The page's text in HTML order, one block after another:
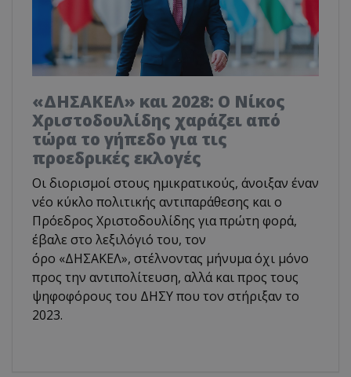
«ΔΗΣΑΚΕΛ» και 2028: Ο Νίκος
Χριστοδουλίδης χαράζει από
τώρα το γήπεδο για τις
προεδρικές εκλογές
Οι διορισμοί στους ημικρατικούς, άνοιξαν έναν
νέο κύκλο πολιτικής αντιπαράθεσης και ο
Πρόεδρος Χριστοδουλίδης για πρώτη φορά,
έβαλε στο λεξιλόγιό του, τον
όρο «ΔΗΣΑΚΕΛ», στέλνοντας μήνυμα όχι μόνο
προς την αντιπολίτευση, αλλά και προς τους
ψηφοφόρους του ΔΗΣΥ που τον στήριξαν το
2023.